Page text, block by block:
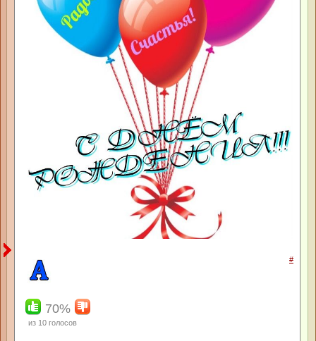
#
70%
из 10 голосов